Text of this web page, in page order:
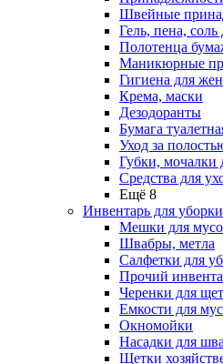
Швейные
Гель, пена, соль
Полотенца
Маникюрные
Гигиена для
Крема, маски
Дезодоранты
Бумага
Уход за
Губки, мочалки
Средства для
Ещё 8
Инвентарь для уборки
Мешки для
Швабры, метла
Салфетки для
Прочий
Черенки для
Емкости для
Окномойки
Насадки для
Щетки